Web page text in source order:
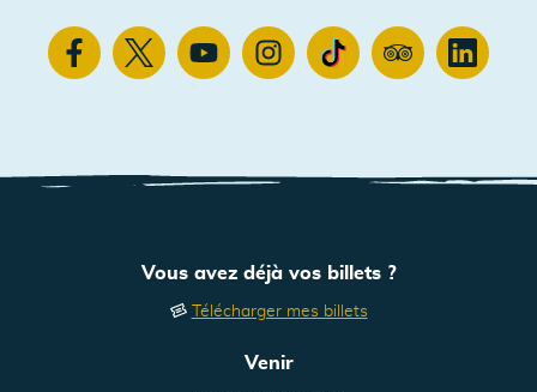
FacebookTwitterYoutubeInstagram
TikTok TripAdvisorLinkedin
Venir
Vous avez déjà vos billets ?
Télécharger mes billets